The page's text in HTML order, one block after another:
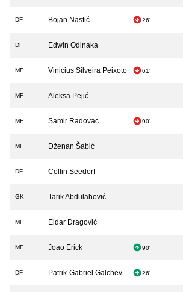
DF Bojan Nastić 26'
DF Edwin Odinaka
MF Vinicius Silveira Peixoto 61'
MF Aleksa Pejić
MF Samir Radovac 90'
MF Dženan Šabić
DF Collin Seedorf
GK Tarik Abdulahović
MF Eldar Dragović
MF Joao Erick 90'
DF Patrik-Gabriel Galchev 26'